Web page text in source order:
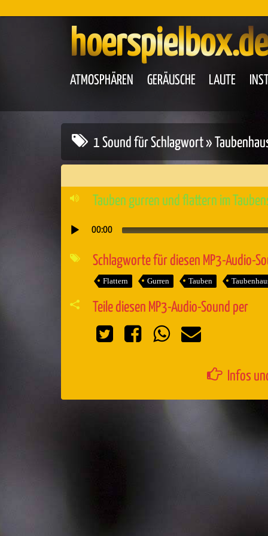
hoerspielbox.de
ATMOSPHÄREN GERÄUSCHE LAUTE
1 Sound für Schlagwort »
Tauben gurren und flattern im
Audio-
Player
00:00
Schlagworte für diesen MP3-Audio-
Flattern Gurren Tauben
Teile diesen MP3-Audio-Sound per
Infos